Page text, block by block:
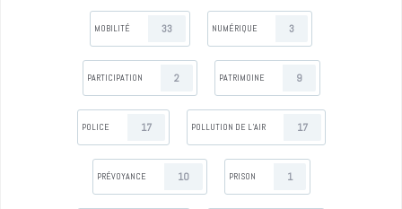
MOBILITÉ 33 NUMÉRIQUE 3
PARTICIPATION 2 PATRIMOINE 9
POLICE 17 POLLUTION DE L’AIR 17
PRÉVOYANCE 10 PRISON 1